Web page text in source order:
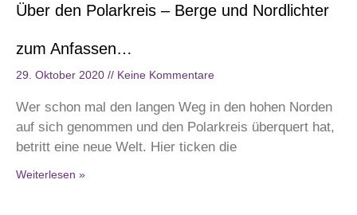
Über den Polarkreis – Berge und Nordlichter
zum Anfassen…
29. Oktober 2020 Keine Kommentare
Wer schon mal den langen Weg in den hohen Norden
auf sich genommen und den Polarkreis überquert hat,
betritt eine neue Welt. Hier ticken die
Weiterlesen »